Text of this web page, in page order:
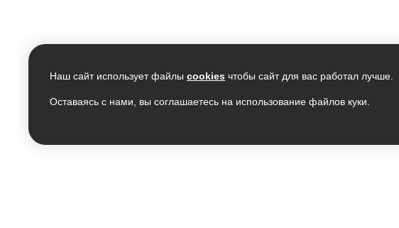
Наш сайт использует файлы cookies чтобы сайт для вас работал лучше.
Оставаясь с нами, вы соглашаетесь на использование файлов куки.